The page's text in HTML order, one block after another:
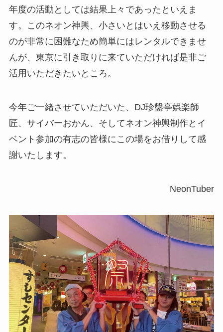
年度の活動としては結果上々であったといえま
す。このネオン神輿、小さいとはいえ移動させる
のが非常に困難なため簡単にはレンタルできませ
んが、東京に引き取りに来ていただければ是非ご
活用いただきたいところ。
今年ご一緒させていただいた、DJ珍盤亭娯楽師
匠、サイバーおかん、そしてネオン神輿制作とイ
ベント参加の有志の皆様にこの場をお借りして感
謝いたします。
NeonTuber